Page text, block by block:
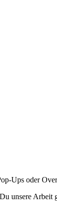
Ups oder
unsere Arbeit